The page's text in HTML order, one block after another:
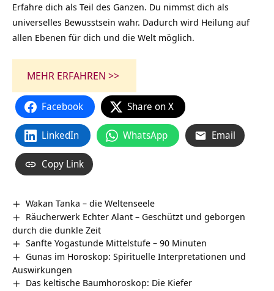
Erfahre dich als Teil des Ganzen. Du nimmst dich als
universelles Bewusstsein wahr. Dadurch wird Heilung auf
allen Ebenen für dich und die Welt möglich.
MEHR ERFAHREN >>
Facebook Share on X
LinkedIn WhatsApp Email
Copy Link
Wakan Tanka – die Weltenseele
Räucherwerk Echter Alant – Geschützt und geborgen
durch die dunkle Zeit
Sanfte Yogastunde Mittelstufe – 90 Minuten
Gunas im Horoskop: Spirituelle Interpretationen und
Auswirkungen
Das keltische Baumhoroskop: Die Kiefer